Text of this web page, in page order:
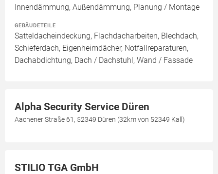
Innendämmung, Außendämmung, Planung / Montage
GEBÄUDETEILE
Satteldacheindeckung, Flachdacharbeiten, Blechdach,
Schieferdach, Eigenheimdächer, Notfallreparaturen,
Dachabdichtung, Dach / Dachstuhl, Wand / Fassade
Alpha Security Service Düren
Aachener Straße 61, 52349 Düren (32km von 52349 Kall)
STILIO TGA GmbH